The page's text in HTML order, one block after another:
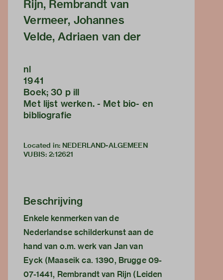
Rijn, Rembrandt van
Vermeer, Johannes
Velde, Adriaen van der
nl
1941
Boek; 30 p ill
Met lijst werken. - Met bio- en
bibliografie
Located in: NEDERLAND-ALGEMEEN
VUBIS: 2:12621
Beschrijving
Enkele kenmerken van de
Nederlandse schilderkunst aan de
hand van o.m. werk van Jan van
Eyck (Maaseik ca. 1390, Brugge 09-
07-1441, Rembrandt van Rijn (Leiden